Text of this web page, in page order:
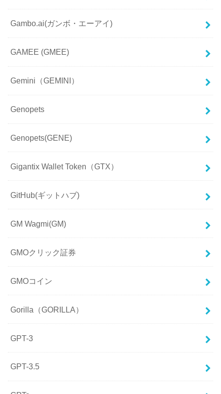
Gambo.ai(ガンボ・エーアイ)
GAMEE (GMEE)
Gemini（GEMINI）
Genopets
Genopets(GENE)
Gigantix Wallet Token（GTX）
GitHub(ギットハブ)
GM Wagmi(GM)
GMOクリック証券
GMOコイン
Gorilla（GORILLA）
GPT-3
GPT-3.5